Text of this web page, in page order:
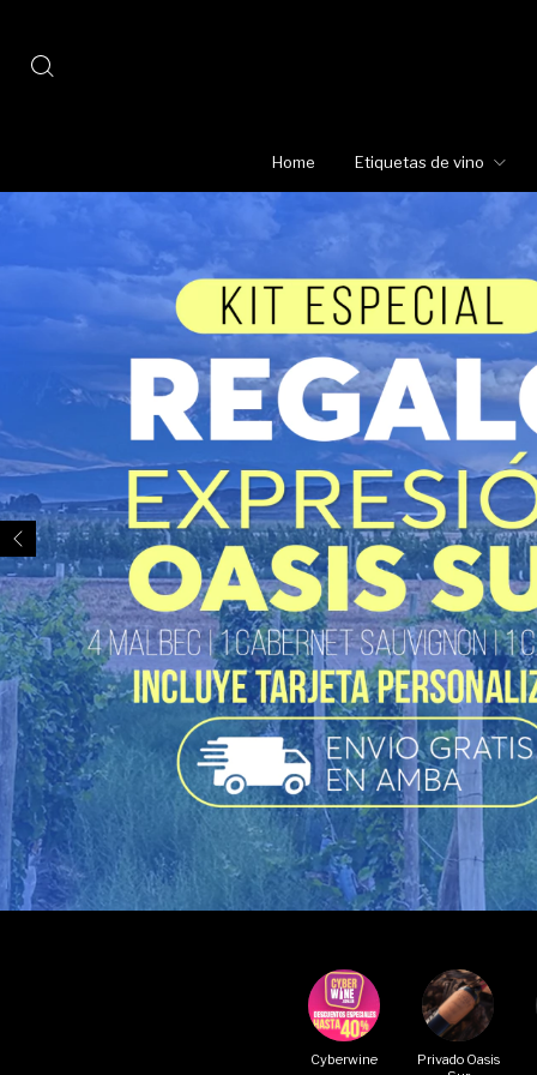
Home Etiquetas de vino
Cyberwine
Privado Oasis